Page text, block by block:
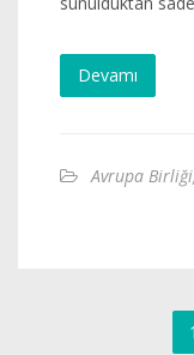
Devamı
Avrupa Birliği